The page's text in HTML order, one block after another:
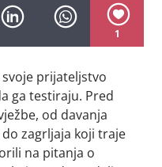
1
svoje prijateljstvo
ga testiraju. Pred
od davanja
zagrljaja koji traje
na pitanja o